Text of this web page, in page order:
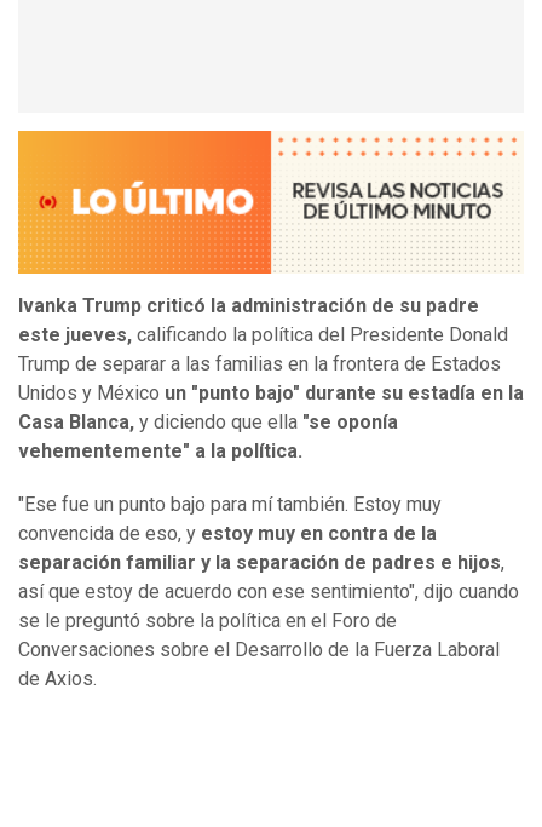
Ivanka Trump criticó la administración de su padre
este jueves, calificando la política del Presidente Donald
Trump de separar a las familias en la frontera de Estados
Unidos y México un "punto bajo" durante su estadía en la
Casa Blanca, y diciendo que ella "se oponía
vehementemente" a la política.
"Ese fue un punto bajo para mí también. Estoy muy
convencida de eso, y estoy muy en contra de la
separación familiar y la separación de padres e hijos,
así que estoy de acuerdo con ese sentimiento", dijo cuando
se le preguntó sobre la política en el Foro de
Conversaciones sobre el Desarrollo de la Fuerza Laboral
de Axios.